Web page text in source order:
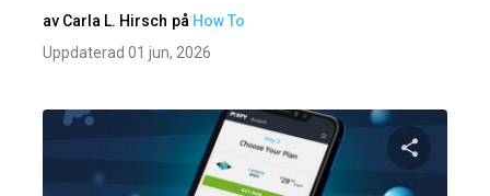
av Carla L. Hirsch på How To
Uppdaterad 01 jun, 2026